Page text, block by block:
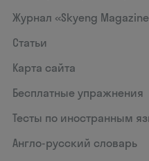
Журнал «Skyeng
Статьи
Карта сайта
Бесплатные упражнения
Тесты по иностранным
Англо-русский словарь